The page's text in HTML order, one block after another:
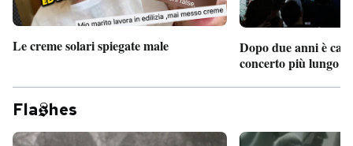
Le creme solari spiegate male
Dopo due anni è
concerto più lungo
Fla hes